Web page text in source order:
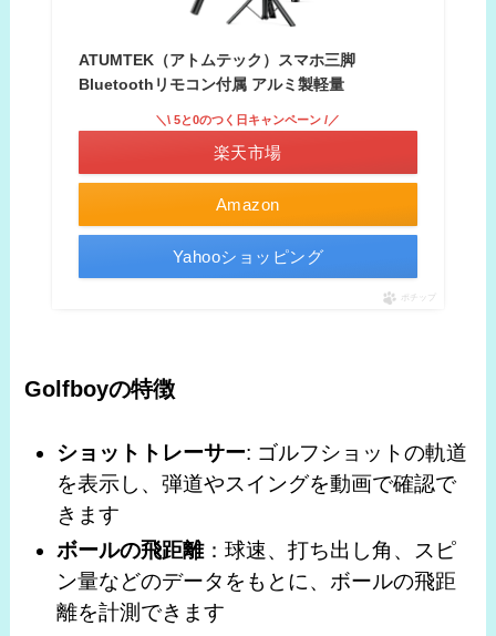
ATUMTEK（アトムテック）スマホ三脚
Bluetoothリモコン付属 アルミ製軽量
Amazon
＼\ 5と0のつく日キャンペーン /／
楽天市場
Yahooショッピング
ポチップ
Golfboyの特徴
ショットトレーサー: ゴルフショットの軌道
を表示し、弾道やスイングを動画で確認で
きます
ボールの飛距離：球速、打ち出し角、スピ
ン量などのデータをもとに、ボールの飛距
離を計測できます